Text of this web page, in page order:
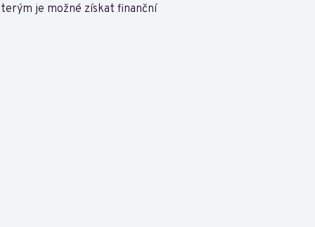
je možné získat finanční